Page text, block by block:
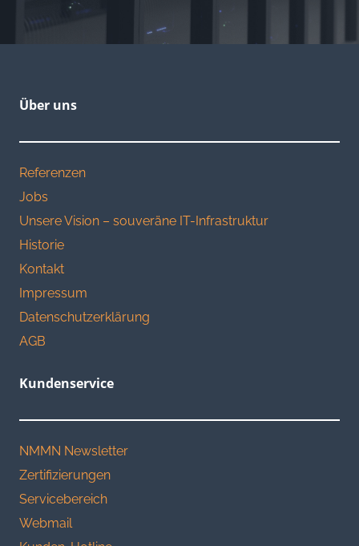
Über uns
Referenzen
Jobs
Unsere Vision – souveräne IT-Infrastruktur
Historie
Kontakt
Impressum
Datenschutzerklärung
AGB
Kundenservice
NMMN Newsletter
Zertifizierungen
Servicebereich
Webmail